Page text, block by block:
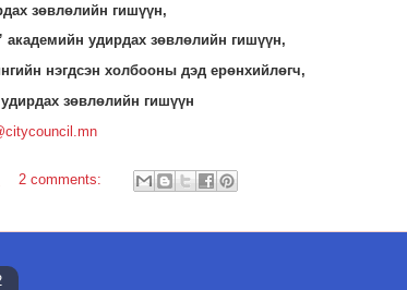
зөвлөлийн гишүүн,
академийн удирдах зөвлөлийн гишүүн,
нэгдсэн холбооны дэд ерөнхийлөгч,
зөвлөлийн гишүүн
2 comments: